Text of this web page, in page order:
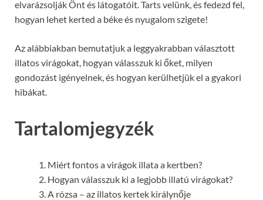
elvarázsolják Önt és látogatóit. Tarts velünk, és fedezd fel,
hogyan lehet kerted a béke és nyugalom szigete!
Az alábbiakban bemutatjuk a leggyakrabban választott
illatos virágokat, hogyan válasszuk ki őket, milyen
gondozást igényelnek, és hogyan kerülhetjük el a gyakori
hibákat.
Tartalomjegyzék
Miért fontos a virágok illata a kertben?
Hogyan válasszuk ki a legjobb illatú virágokat?
A rózsa – az illatos kertek királynője